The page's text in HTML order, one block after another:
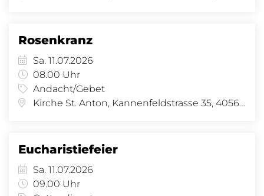
Rosenkranz
Sa. 11.07.2026
08.00 Uhr
Andacht/Gebet
Kirche St. Anton, Kannenfeldstrasse 35, 4056 Basel
Eucharistiefeier
Sa. 11.07.2026
09.00 Uhr